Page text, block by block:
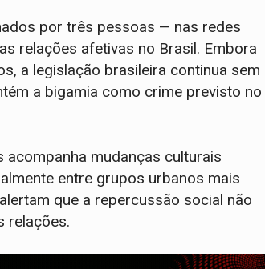
por três pessoas — nas redes
relações afetivas no Brasil. Embora
a legislação brasileira continua sem
a bigamia como crime previsto no
mudanças culturais
entre grupos urbanos mais
que a repercussão social não
relações.